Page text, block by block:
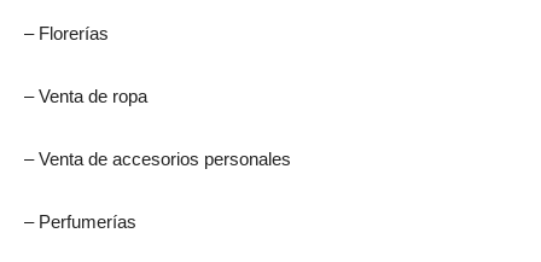
– Florerías
– Venta de ropa
– Venta de accesorios personales
– Perfumerías